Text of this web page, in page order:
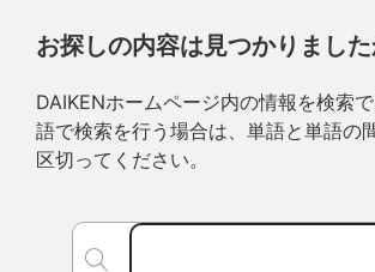
お探しの内容は見つかりました
DAIKENホームページ内の情報を検索
語で検索を行う場合は、単語と単語の
区切ってください。